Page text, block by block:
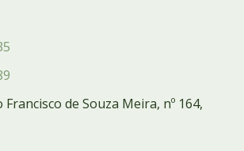
Francisco de Souza Meira, nº 164,